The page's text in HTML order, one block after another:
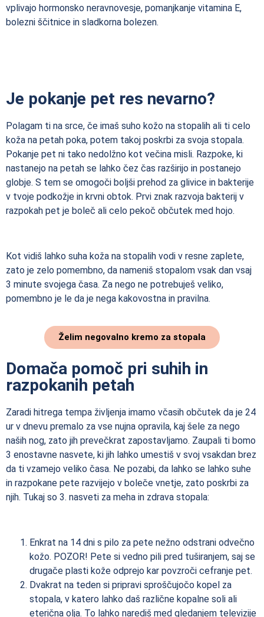
vplivajo hormonsko neravnovesje, pomanjkanje vitamina E,
bolezni ščitnice in sladkorna bolezen.
Je pokanje pet res nevarno?
Polagam ti na srce, če imaš suho kožo na stopalih ali ti celo
koža na petah poka, potem takoj poskrbi za svoja stopala.
Pokanje pet ni tako nedolžno kot večina misli. Razpoke, ki
nastanejo na petah se lahko čez čas razširijo in postanejo
globje. S tem se omogoči boljši prehod za glivice in bakterije
v tvoje podkožje in krvni obtok. Prvi znak razvoja bakterij v
razpokah pet je boleč ali celo pekoč občutek med hojo.
Kot vidiš lahko suha koža na stopalih vodi v resne zaplete,
zato je zelo pomembno, da nameniš stopalom vsak dan vsaj
3 minute svojega časa. Za nego ne potrebuješ veliko,
pomembno je le da je nega kakovostna in pravilna.
Želim negovalno kremo za stopala
Domača pomoč pri suhih in
razpokanih petah
Zaradi hitrega tempa življenja imamo včasih občutek da je 24
ur v dnevu premalo za vse nujna opravila, kaj šele za nego
naših nog, zato jih prevečkrat zapostavljamo. Zaupali ti bomo
3 enostavne nasvete, ki jih lahko umestiš v svoj vsakdan brez
da ti vzamejo veliko časa. Ne pozabi, da lahko se lahko suhe
in razpokane pete razvijejo v boleče vnetje, zato poskrbi za
njih. Tukaj so 3. nasveti za meha in zdrava stopala:
Enkrat na 14 dni s pilo za pete nežno odstrani odvečno
kožo. POZOR! Pete si vedno pili pred tuširanjem, saj se
drugače plasti kože odprejo kar povzroči cefranje pet.
Dvakrat na teden si pripravi sproščujočo kopel za
stopala, v katero lahko daš različne kopalne soli ali
eterična olja. To lahko narediš med gledanjem televizije